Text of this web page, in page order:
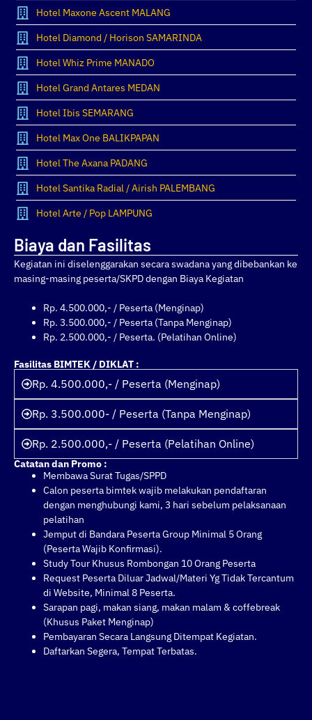
Hotel Maxone Ascent MALANG
Hotel Diamond / Horison SAMARINDA
Hotel Whiz Prime MANADO
Hotel Grand Antares MEDAN
Hotel Ibis SEMARANG
Hotel Max One BALIKPAPAN
Hotel The Axana PADANG
Hotel Santika Radial / Airish PALEMBANG
Hotel Arte / Pop LAMPUNG
Biaya dan Fasilitas
Kegiatan ini diselenggarakan secara swadana yang dibebankan ke
masing-masing peserta/SKPD dengan Biaya Kegiatan
Rp. 4.500.000,- / Peserta (Menginap)
Rp. 3.500.000,- / Peserta (Tanpa Menginap)
Rp. 2.500.000,- / Peserta. (Pelatihan Online)
Fasilitas BIMTEK / DIKLAT :
Rp. 4.500.000,- / Peserta (Menginap)
Rp. 3.500.000- / Peserta (Tanpa Menginap)
Rp. 2.500.000,- / Peserta (Pelatihan Online)
Catatan dan Promo :
Membawa Surat Tugas/SPPD
Calon peserta bimtek wajib melakukan pendaftaran
dengan menghubungi kami, 3 hari sebelum pelaksanaan
pelatihan
Jemput di Bandara Peserta Group Minimal 5 Orang
(Peserta Wajib Konfirmasi).
Study Tour Khusus Rombongan 10 Orang Peserta
Request Peserta Diluar Jadwal/Materi Yg Tidak Tercantum
di Website, Minimal 8 Peserta.
Sarapan pagi, makan siang, makan malam & coffebreak
(Khusus Paket Menginap)
Pembayaran Secara Langsung Ditempat Kegiatan.
Daftarkan Segera, Tempat Terbatas.